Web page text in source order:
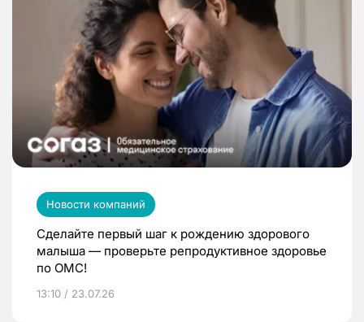
Новости компаний
Сделайте первый шаг к рождению здорового
малыша — проверьте репродуктивное здоровье
по ОМС!
13:10 / 23.07.26